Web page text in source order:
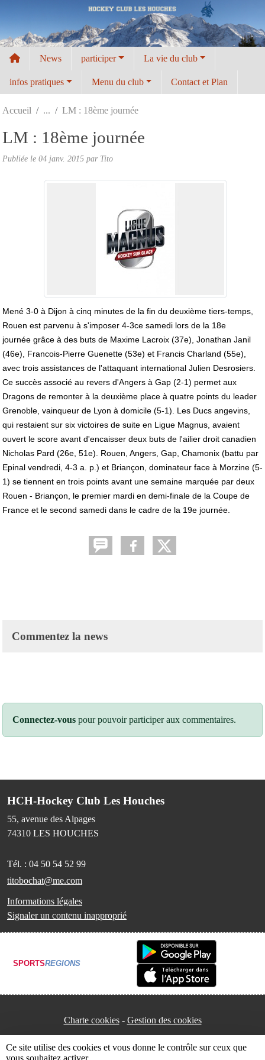
News participer La vie du club
infos pratiques Menu du club Contact et Plan
Accueil LM : 18ème journée
LM : 18ème journée
Publiée le 04 janv. 2015 par Tito
Mené 3-0 à Dijon à cinq minutes de la fin du deuxième tiers-temps,
Rouen est parvenu à s'imposer 4-3ce samedi lors de la 18e
journée grâce à des buts de Maxime Lacroix (37e), Jonathan Janil
(46e), Francois-Pierre Guenette (53e) et Francis Charland (55e),
avec trois assistances de l'attaquant international Julien Desrosiers.
Ce succès associé au revers d'Angers à Gap (2-1) permet aux
Dragons de remonter à la deuxième place à quatre points du leader
Grenoble, vainqueur de Lyon à domicile (5-1). Les Ducs angevins,
qui restaient sur six victoires de suite en Ligue Magnus, avaient
ouvert le score avant d'encaisser deux buts de l'ailier droit canadien
Nicholas Pard (26e, 51e). Rouen, Angers, Gap, Chamonix (battu par
Epinal vendredi, 4-3 a. p. ) et Briançon, dominateur face à Morzine (5-
1) se tiennent en trois points avant une semaine marquée par deux
Rouen - Briançon, le premier mardi en demi-finale de la Coupe de
France et le second samedi dans le cadre de la 19e journée
Commentez la news
Connectez-vous pour pouvoir participer aux commentaires.
HCH-Hockey Club Les Houches
55, avenue des Alpages
74310 LES HOUCHES
Tél. : 04 50 54 52 99
titobochat@me.com
Informations légales
Signaler un contenu inapproprié
SPORTSREGIONS
Charte cookies Gestion des cookies
Panneau de gestion des cookies
Ce site utilise des cookies et vous donne le contrôle sur ceux que
vous souhaitez activer